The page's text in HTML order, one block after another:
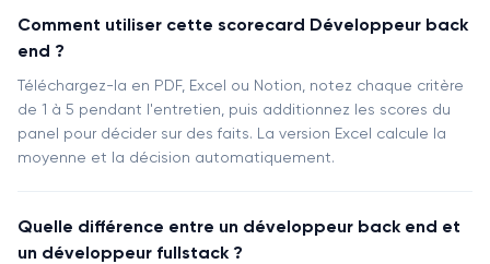
Comment utiliser cette scorecard Développeur back
end ?
Téléchargez-la en PDF, Excel ou Notion, notez chaque critère
de 1 à 5 pendant l'entretien, puis additionnez les scores du
panel pour décider sur des faits. La version Excel calcule la
moyenne et la décision automatiquement.
Quelle différence entre un développeur back end et
un développeur fullstack ?